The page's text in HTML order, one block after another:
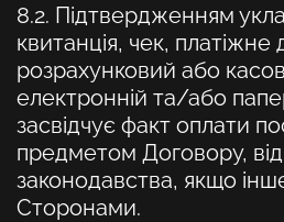
8.2. Підтвердженням
квитанція, чек,
розрахунковий або
електронній та/або
засвідчує факт оплати
предметом Договору,
законодавства, якщо
Сторонами.